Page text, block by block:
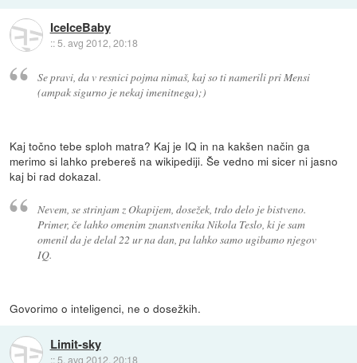
IceIceBaby
::5. avg 2012, 20:18
Se pravi, da v resnici pojma nimaš, kaj so ti namerili pri Mensi
(ampak sigurno je nekaj imenitnega);)
Kaj točno tebe sploh matra? Kaj je IQ in na kakšen način ga
merimo si lahko prebereš na wikipediji. Še vedno mi sicer ni jasno
kaj bi rad dokazal.
Nevem, se strinjam z Okapijem, dosežek, trdo delo je bistveno.
Primer, če lahko omenim znanstvenika Nikola Teslo, ki je sam
omenil da je delal 22 ur na dan, pa lahko samo ugibamo njegov
IQ.
Govorimo o inteligenci, ne o dosežkih.
Limit-sky
:: 5. avg 2012, 20:18